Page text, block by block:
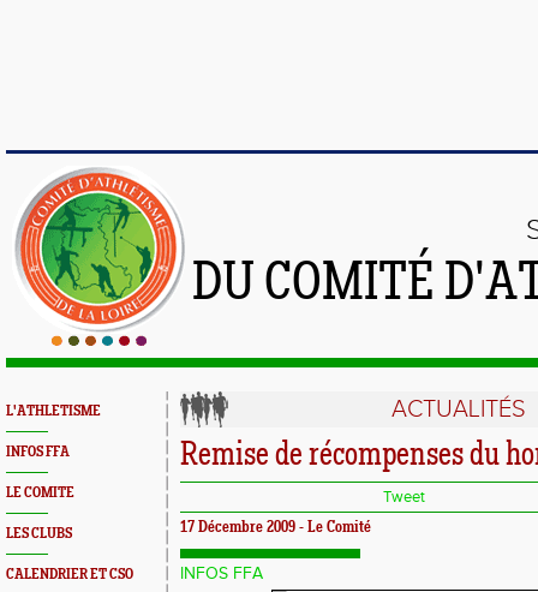
DU COMITÉ
L'ATHLETISME
INFOS FFA
LE COMITE
LES CLUBS
CALENDRIER ET CSO
ACTUALITÉS
Remise de récompenses du
Tweet
17 Décembre 2009 - Le Comité
INFOS FFA